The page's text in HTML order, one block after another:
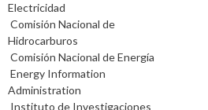
Electricidad
Comisión Nacional de
Hidrocarburos
Comisión Nacional de Energía
Energy Information
Administration
Instituto de Investigaciones